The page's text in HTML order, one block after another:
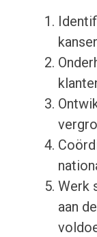
Werk
aan